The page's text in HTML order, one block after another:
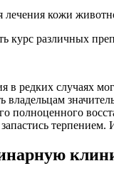
лечения кожи
курс различных
в редких случаях
полноценного